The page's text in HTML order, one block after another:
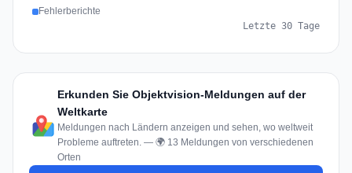
Fehlerberichte
Letzte 30 Tage
Erkunden Sie Objektvision-Meldungen auf der
Weltkarte
Meldungen nach Ländern anzeigen und sehen, wo weltweit
Probleme auftreten. — 🌍 13 Meldungen von verschiedenen
Orten